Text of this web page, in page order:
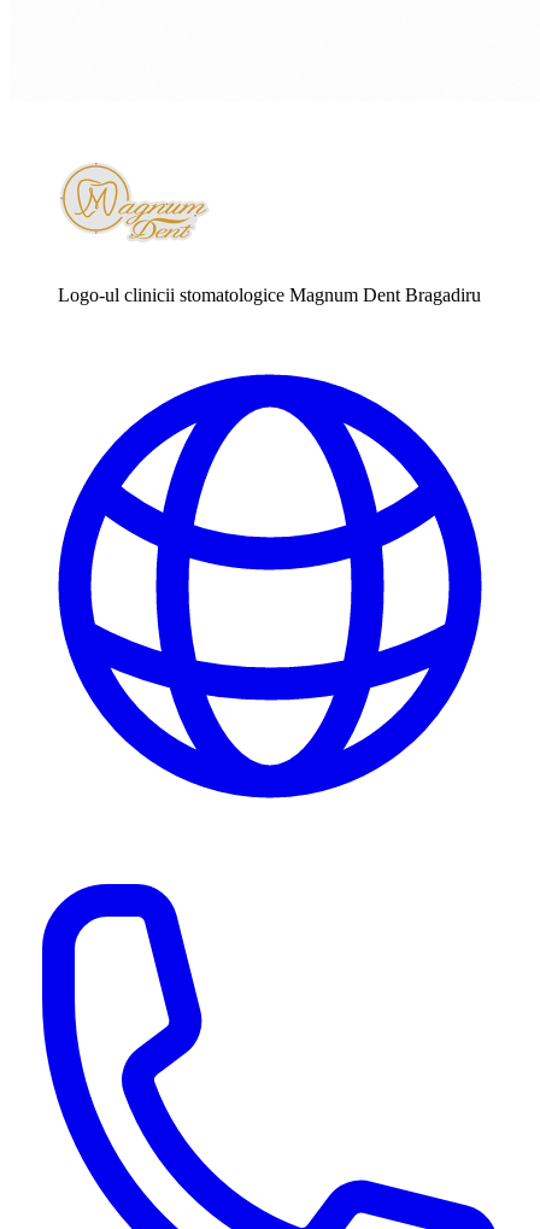
Logo-ul clinicii stomatologice Magnum Dent Bragadiru